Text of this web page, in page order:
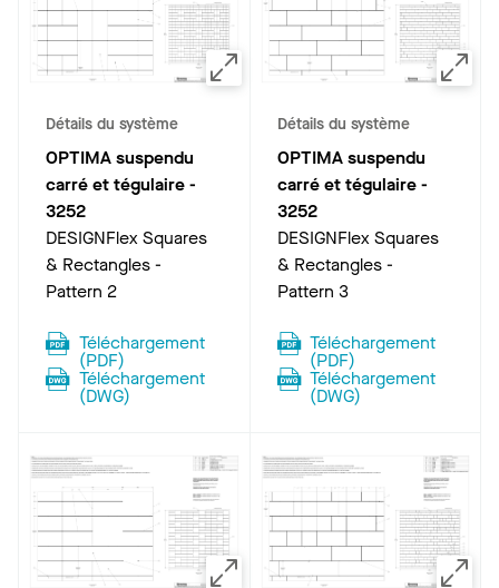
Détails du système
OPTIMA suspendu
carré et tégulaire-
3252
DESIGNFlex Squares
& Rectangles -
Pattern 2
Téléchargement
(PDF)
Téléchargement
(DWG)
Détails du système
OPTIMA suspendu
carré et tégulaire-
3252
DESIGNFlex Squares
& Rectangles -
Pattern 3
Téléchargement
(PDF)
Téléchargement
(DWG)